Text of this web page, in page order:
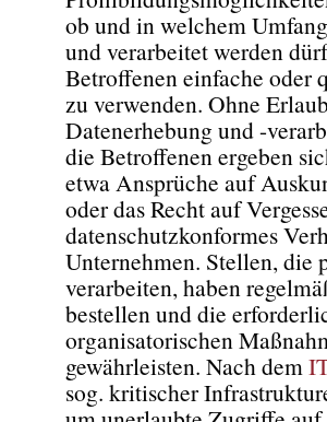
ob und in welchem
und verarbeitet werden
Betroffenen einfache
zu verwenden. Ohne
Datenerhebung und -
die Betroffenen ergeben
etwa Ansprüche auf
oder das Recht auf
datenschutzkonformes
Unternehmen. Stellen, die
verarbeiten, haben
bestellen und die
organisatorischen
gewährleisten. Nach dem
sog. kritischer